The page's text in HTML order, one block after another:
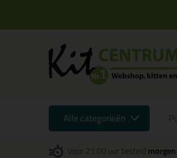
Alle categorieën
Voor 21:00 uur besteld